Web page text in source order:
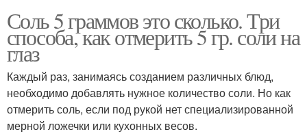
Соль 5 граммов это сколько. Три
способа, как отмерить 5 гр. соли на
глаз
Каждый раз, занимаясь созданием различных блюд,
необходимо добавлять нужное количество соли. Но как
отмерить соль, если под рукой нет специализированной
мерной ложечки или кухонных весов.